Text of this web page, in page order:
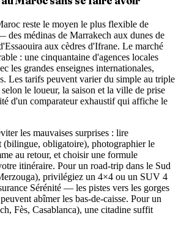
reste le moyen le plus flexible de
médinas de Marrakech aux dunes de
aux cèdres d'Ifrane. Le marché
: une cinquantaine d'agences locales
les grandes enseignes internationales,
Les tarifs peuvent varier du simple au triple
le loueur, la saison et la ville de prise
d'un comparateur exhaustif qui affiche le
les mauvaises surprises : lire
(bilingue, obligatoire), photographier le
au retour, et choisir une formule
itinéraire. Pour un road-trip dans le Sud
privilégiez un 4×4 ou un SUV 4
Sérénité — les pistes vers les gorges
abîmer les bas-de-caisse. Pour un
Fès, Casablanca), une citadine suffit